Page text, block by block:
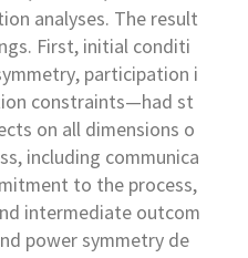
analyses. The result
First, initial conditi
participation i
constraints—had st
on all dimensions o
including communica
to the process,
intermediate outcom
power symmetry de